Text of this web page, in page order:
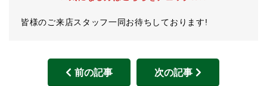
皆様のご来店スタッフ一同お待ちしております!
前の記事 次の記事